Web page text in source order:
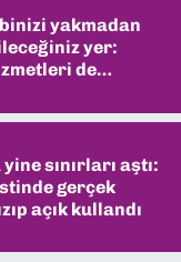
yakmadan
yer:
de
sınırları aştı:
gerçek
açık kullandı